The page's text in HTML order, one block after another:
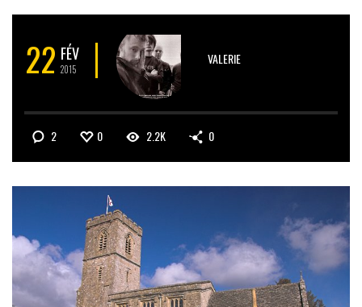
22 FÉV
2015
VALERIE
2 0 2.2K 0